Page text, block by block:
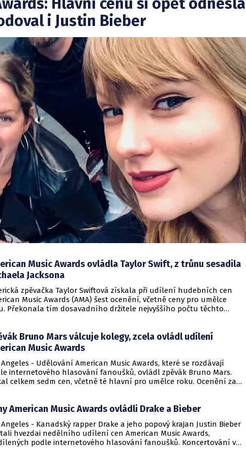
i Justin Bieber
Music Awards ovládla Taylor Swift, z trůnu sesadila
Jacksona
zpěvačka Taylor Swiftová získala při udílení hudebních cen
Music Awards (AMA) šest ocenění, včetně ceny pro umělce
Překonala tím dosavadního držitele nejvyššího počtu těchto
cenou pro umělce desetiletí.
Bruno Mars válcuje kolegy, zcela ovládl udílení
Music Awards
Angeles - Udělování American Music Awards, které se rozdávají
internetového hlasování fanoušků, ovládl zpěvák Bruno Mars.
celkem sedm cen, včetně té hlavní pro umělce roku. Ocenění za
American Music Awards ovládli Drake a Bieber
Angeles - Kanadský rapper Drake a jeho popový krajan Justin Bieber
hvezdai nedělního udílení cen American Music Awards,
podle internetového hlasování fanoušků. Koncertování v